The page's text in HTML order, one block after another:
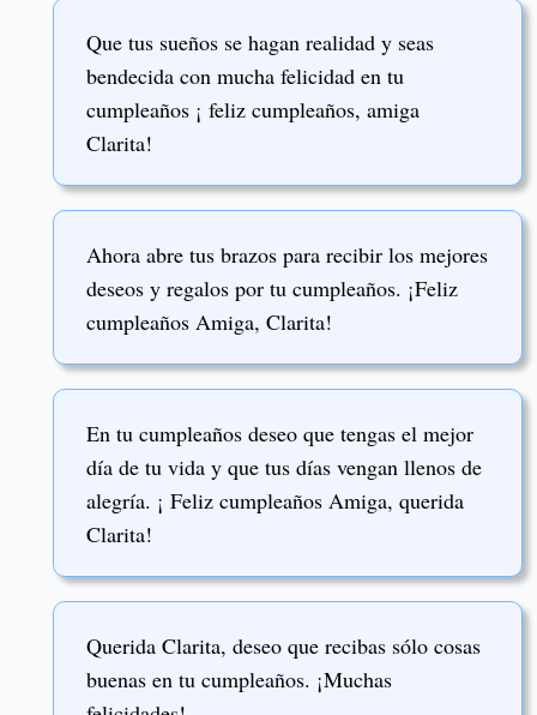
Que tus sueños se hagan realidad y seas
bendecida con mucha felicidad en tu
cumpleaños ¡ feliz cumpleaños, amiga
Clarita!
Ahora abre tus brazos para recibir los mejores
deseos y regalos por tu cumpleaños. ¡Feliz
cumpleaños Amiga, Clarita!
En tu cumpleaños deseo que tengas el mejor
día de tu vida y que tus días vengan llenos de
alegría. ¡ Feliz cumpleaños Amiga, querida
Clarita!
Querida Clarita, deseo que recibas sólo cosas
buenas en tu cumpleaños. ¡Muchas